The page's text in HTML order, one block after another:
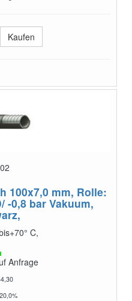
100x7,0 mm, Rolle:
-0,8 bar Vakuum,
C,
Anfrage